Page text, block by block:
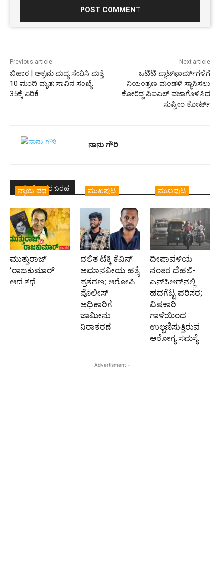
Previous article
ಬಿಹಾರ | ಅಕ್ರಮ ಮದ್ಯ ಸೇವಿಸಿ ಮತ್ತೆ
10 ಮಂದಿ ಮೃತ; ಸಾವಿನ ಸಂಖ್ಯೆ
35ಕ್ಕೆ ಏರಿಕೆ
Next article
ಒಟಿಟಿ ಪ್ಲಾಟ್‌ಫಾರ್ಮ್‌ಗಳಿಗೆ
ನಿಯಂತ್ರಣ ಮಂಡಳಿ ಸ್ಥಾಪಿಸಲು
ಕೋರಿದ್ದ ಪಿಐಎಲ್‌ ವಜಾಗೊಳಿಸಿದ
ಸುಪ್ರೀಂ ಕೋರ್ಟ್
ನಾನು ಗೌರಿ
ಇದೇ ಲೇಖಕರ ಬರಹ
ನ್ಯಾಯ ಪಥ
ಮುತ್ತುರಾಜ್
‘ರಾಜಕುಮಾರ್‍’
ಆದ ಕಥೆ
ಮುಖಪುಟ
ದಲಿತ ಟೆಕ್ಕಿ ಕೆವಿನ್
ಅಮಾನವೀಯ ಹತ್ಯೆ
ಪ್ರಕರಣ; ಆರೋಪಿ
ಪೊಲೀಸ್‌
ಅಧಿಕಾರಿಗೆ
ಜಾಮೀನು
ನಿರಾಕರಣೆ
ಮುಖಪುಟ
ದೀಪಾವಳಿಯ
ನಂತರ ದೆಹಲಿ-
ಎನ್‌ಸಿಆರ್‌ನಲ್ಲಿ
ಹದಗೆಟ್ಟ ಪರಿಸರ;
ವಿಷಕಾರಿ
ಗಾಳಿಯಿಂದ
ಉಲ್ಬಣಿಸುತ್ತಿರುವ
ಆರೋಗ್ಯ ಸಮಸ್ಯೆ
- Advertisment -